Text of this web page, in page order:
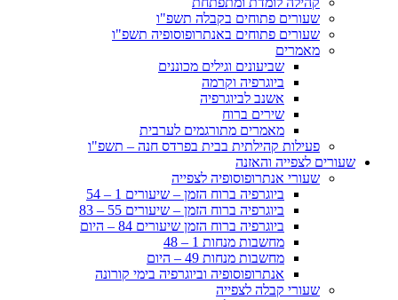
שעורים פתוחים בקבלה תשפ"ו
שעורים פתוחים באנתרופוסופיה תשפ"ו
מאמרים
שביעונים וגילים מכוננים
ביוגרפיה וקרמה
אשנב לביוגרפיה
שירים ברוח
מאמרים מתורגמים לערבית
פעילות קהילתית בבית בפרדס חנה – תשפ"ו
שעורים לצפייה והאזנה
שעורי אנתרופוסופיה לצפייה
ביוגרפיה ברוח הזמן – שיעורים 1 – 54
ביוגרפיה ברוח הזמן – שיעורים 55 – 83
ביוגרפיה ברוח הזמן שיעורים 84 – היום
מחשבות מנחות 1 – 48
מחשבות מנחות 49 – היום
אנתרופוסופיה וביוגרפיה בימי קורונה
שעורי קבלה לצפייה